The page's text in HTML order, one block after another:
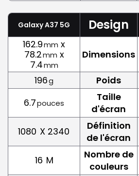
Galaxy A37 5G Design
162.9mm x
78.2mm x
7.4mm
Dimensions
196g Poids
6.7pouces
Taille
d'écran
1080 X 2340
Définition
de l'écran
16 M
Nombre de
couleurs